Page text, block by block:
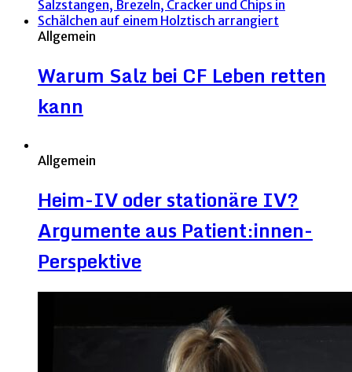
Allgemein
Warum Salz bei CF Leben retten
kann
Allgemein
Heim-IV oder stationäre IV?
Argumente aus Patient:innen-
Perspektive